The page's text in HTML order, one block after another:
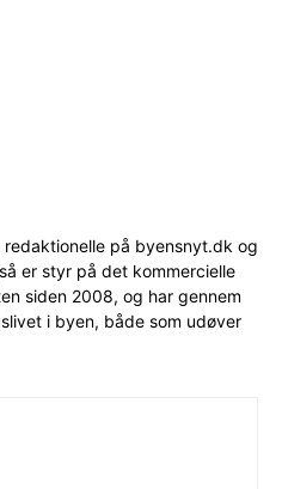
på byensnyt.dk og
er styr på det kommercielle
siden 2008, og har gennem
i byen, både som udøver